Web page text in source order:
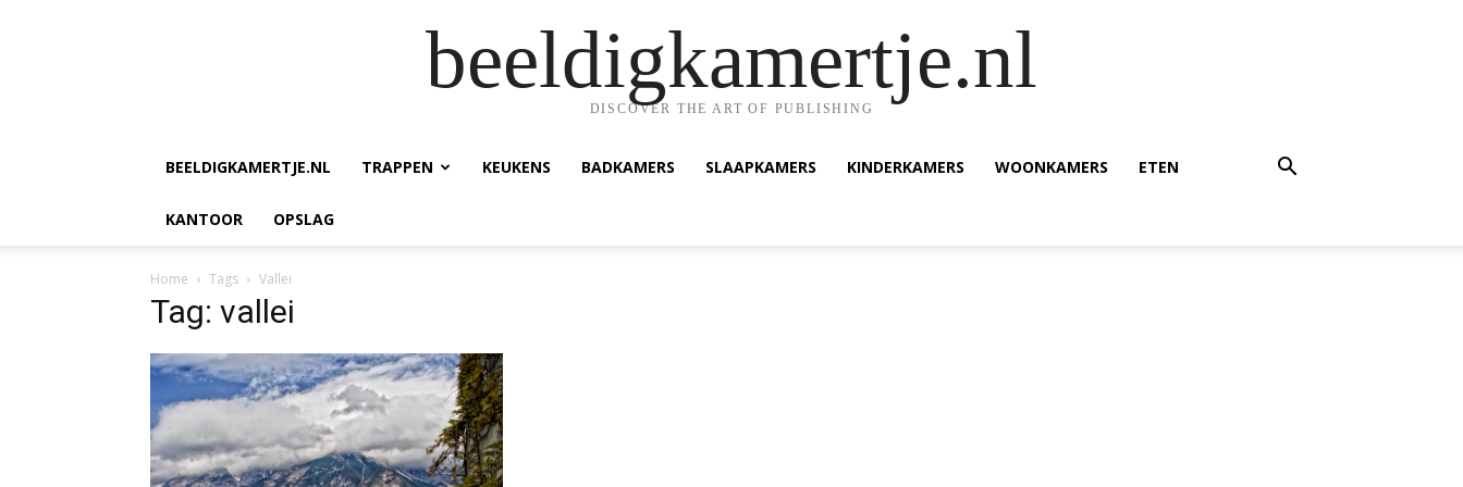
beeldigkamertje.nl
DISCOVER THE ART OF PUBLISHING
BEELDIGKAMERTJE.NL TRAPPEN KEUKENS BADKAMERS SLAAPKAMERS KINDERKAMERS WOONKAMERS ETEN
KANTOOR OPSLAG
Home Tags Vallei
Tag: vallei